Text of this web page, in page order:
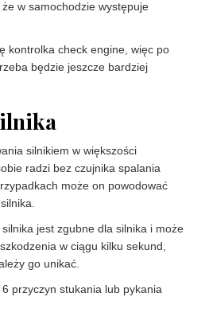
w samochodzie występuje
kontrolka check engine, więc po
będzie jeszcze bardziej
silnikiem w większości
radzi bez czujnika spalania
może on powodować
jest zgubne dla silnika i może
w ciągu kilku sekund,
go unikać.
przyczyn stukania lub pykania